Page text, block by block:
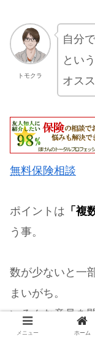
トモクラ
自分
とい
オス
無料保険相談
ポイントは 「複
う事。
数が少ないと一
まいがち。
いろんな意見を
ていきましょう！
メニュー ホーム